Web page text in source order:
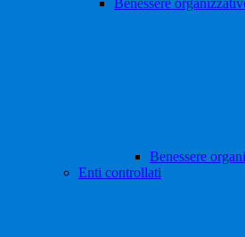
Benessere
Benessere
Enti controllati